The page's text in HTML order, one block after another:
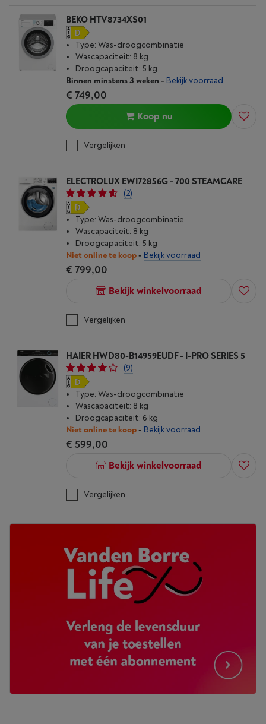
BEKO HTV8734XS01
Type: Was-droogcombinatie
Wascapaciteit: 8 kg
Droogcapaciteit: 5 kg
Binnen minstens 3 weken - Bekijk voorraad
€ 749,00
Koop nu
Vergelijken
ELECTROLUX EWI72856G - 700 STEAMCARE
(2)
Type: Was-droogcombinatie
Wascapaciteit: 8 kg
Droogcapaciteit: 5 kg
Niet online te koop- Bekijk voorraad
€ 799,00
Bekijk winkelvoorraad
Vergelijken
HAIER HWD80-B14959EUDF - I-PRO SERIES 5
(9)
Type: Was-droogcombinatie
Wascapaciteit: 8 kg
Droogcapaciteit: 6 kg
Niet online te koop- Bekijk voorraad
€ 599,00
Bekijk winkelvoorraad
Vergelijken